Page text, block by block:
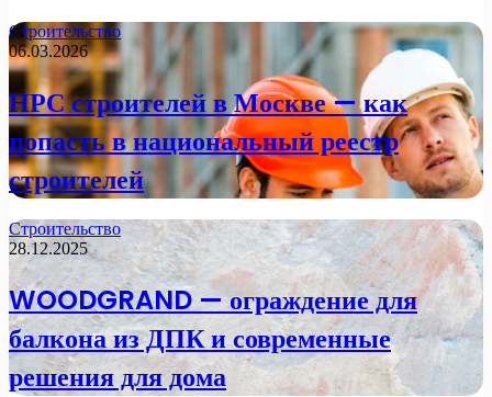
Строительство
06.03.2026
НРС строителей в Москве — как
попасть в национальный реестр
строителей
Строительство
28.12.2025
WOODGRAND — ограждение для
балкона из ДПК и современные
решения для дома